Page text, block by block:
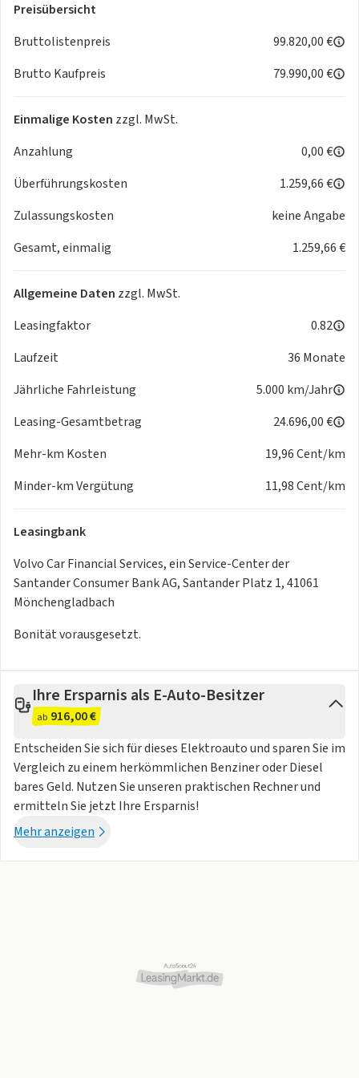
Advanced Sensing Technology
BLIS™ (Blind Spot Information System)
Connected Safety
Driver-Understanding
Fahrmodi Performance
Head-up Display
Hintere Querverkehrswarnung mit Bremseingriff bei
Innen- und Außenspiegel mit Abblendautomatik
LED-Scheinwerfer "Thors Hammer"
Lenkeingriff zum Fußgänger- und Radfahrerschutz
Notbremsassistent und automatischer Notruf
Parkkamera mit 360° Surround View
Pilot Assist
Reifendruckkontrollsystem (mit reifenindividueller
Road Sign Information - Verkehrszeichenerkennung
Run-Off Road Mitigation
Scheinwerferreinigungsanlage
Volvo Assistance
Zentralrecheneinheiten von NVIDIA DRIVE®
Interieur
Ambientebeleuchtung (erweiterte Innenbeleuchtung)
Armaturentafel und Türverkleidung mit Kontrastnähten
Lederfreies Dreispeichenlenkrad
Lüftungshebel im Juwelendesign
Mediendrehknopf im Juwelendesign
Nordico Polsterung
Premium-Textilfußmatten
Interner Artikel
Menüsprache Deutsch für Instrumente und Radio
Klima
Standheizung mit Timer (elektrischbetrieben)
Preisübersicht
Bruttolistenpreis
99.820,00 €
Brutto Kaufpreis
79.990,00 €
Einmalige Kosten zzgl. MwSt.
Anzahlung
0,00 €
Überführungskosten
1.259,66 €
Zulassungskosten
keine Angabe
Gesamt, einmalig
1.259,66 €
Allgemeine Daten zzgl. MwSt.
Leasingfaktor
0.82
Laufzeit
36 Monate
Jährliche Fahrleistung
5.000 km/Jahr
Leasing-Gesamtbetrag
24.696,00 €
Mehr-km Kosten
19,96 Cent/km
Minder-km Vergütung
11,98 Cent/km
Leasingbank
Volvo Car Financial Services, ein Service-Center der
Santander Consumer Bank AG, Santander Platz 1, 41061
Mönchengladbach
Bonität vorausgesetzt.
Ihre Ersparnis als E-Auto-Besitzer
ab 916,00 €
Entscheiden Sie sich für dieses Elektroauto und sparen Sie im
Vergleich zu einem herkömmlichen Benziner oder Diesel
bares Geld. Nutzen Sie unseren praktischen Rechner und
ermitteln Sie jetzt Ihre Ersparnis!
Mehr anzeigen